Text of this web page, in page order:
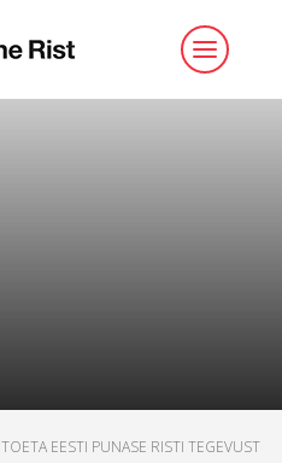
TOETA EESTI PUNASE RISTI TEGEVUST